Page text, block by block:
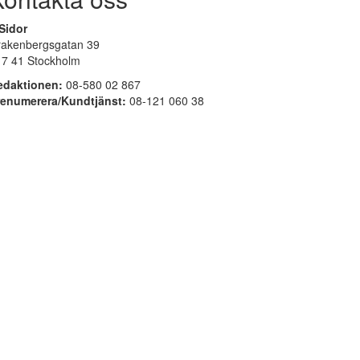
39
41 Stockholm
08-580 02 867
Kundtjänst: 08-121 060 38